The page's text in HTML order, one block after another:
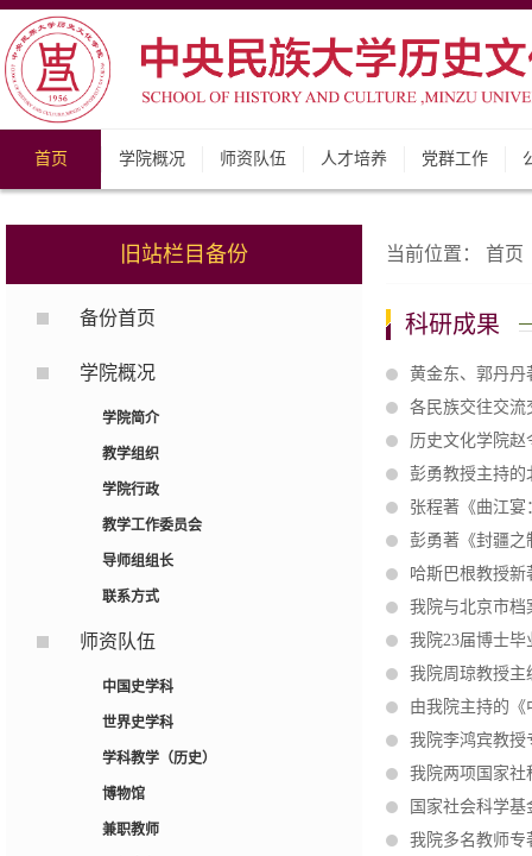
首页 学院概况 师资队伍 人才培养 党群工作
旧站栏目备份
备份首页
学院概况
学院简介
教学组织
学院行政
教学工作委员会
导师组组长
联系方式
师资队伍
中国史学科
世界史学科
学科教学（历史）
博物馆
兼职教师
当前位置： 首页
科研成果
黄金东、郭丹丹
各民族交往交
历史文化学院
彭勇教授主持
张程著《曲江
彭勇著《封疆
哈斯巴根教授
我院与北京市档
我院23届博士
我院周琼教授主
由我院主持的《
我院李鸿宾教授
我院两项国家社
国家社会科学
我院多名教师专